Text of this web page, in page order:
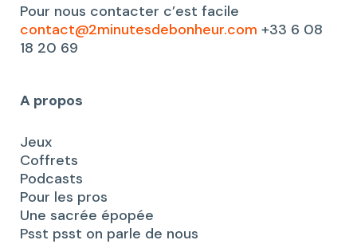
Pour nous contacter c’est facile
contact@2minutesdebonheur.com +33 6 08
18 20 69
A propos
Jeux
Coffrets
Podcasts
Pour les pros
Une sacrée épopée
Psst psst on parle de nous